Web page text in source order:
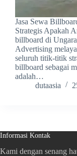
Jasa Sewa
Strategis Apakah
billboard di
Advertising
seluruh titik-titik
billboard sebagai
adalah…
dutaasia
Informasi Kontak
Kami dengan senang